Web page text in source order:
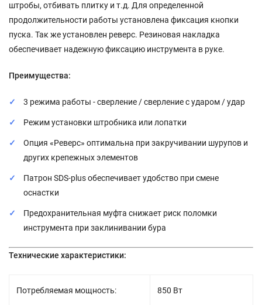
штробы, отбивать плитку и т.д. Для определенной
продолжительности работы установлена фиксация кнопки
пуска. Так же установлен реверс. Резиновая накладка
обеспечивает надежную фиксацию инструмента в руке.
Преимущества:
3 режима работы - сверление / сверление с ударом / удар
Режим установки штробника или лопатки
Опция «Реверс» оптимальна при закручивании шурупов и
других крепежных элементов
Патрон SDS-plus обеспечивает удобство при смене
оснастки
Предохранительная муфта снижает риск поломки
инструмента при заклинивании бура
Технические характеристики:
Потребляемая мощность: 850 Вт